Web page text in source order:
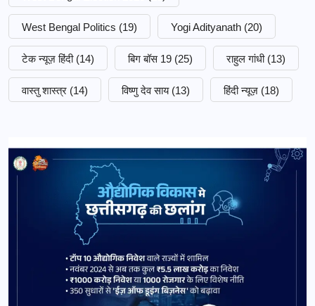
West Bengal Politics (19) Yogi Adityanath (20)
टेक न्यूज़ हिंदी (14) बिग बॉस 19 (25) राहुल गांधी (13)
वास्तु शास्त्र (14) विष्णु देव साय (13) हिंदी न्यूज़ (18)